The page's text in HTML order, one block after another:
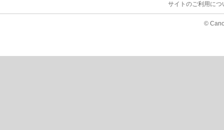
サイトのご利用につ
©